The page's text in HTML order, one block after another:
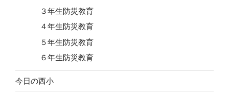
３年生防災教育
４年生防災教育
５年生防災教育
６年生防災教育
今日の西小